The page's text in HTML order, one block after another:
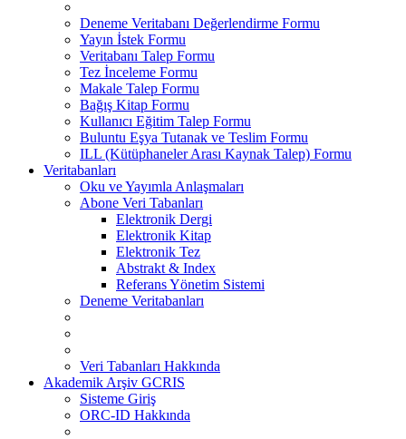
Deneme Veritabanı Değerlendirme Formu
Yayın İstek Formu
Veritabanı Talep Formu
Tez İnceleme Formu
Makale Talep Formu
Bağış Kitap Formu
Kullanıcı Eğitim Talep Formu
Buluntu Eşya Tutanak ve Teslim Formu
ILL (Kütüphaneler Arası Kaynak Talep) Formu
Veritabanları
Oku ve Yayımla Anlaşmaları
Abone Veri Tabanları
Elektronik Dergi
Elektronik Kitap
Elektronik Tez
Abstrakt & Index
Referans Yönetim Sistemi
Deneme Veritabanları
Veri Tabanları Hakkında
Akademik Arşiv GCRIS
Sisteme Giriş
ORC-ID Hakkında